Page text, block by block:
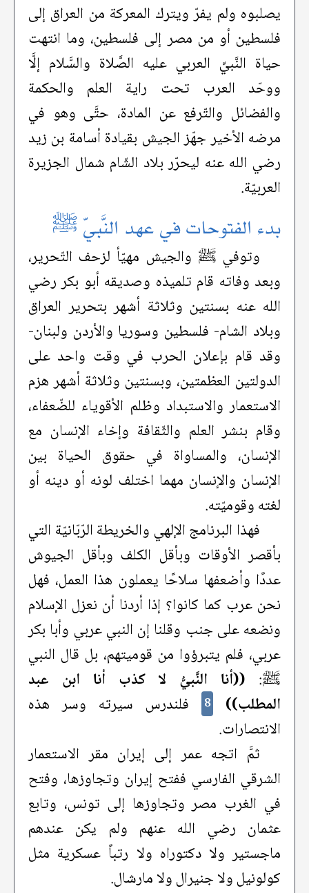
يصلبوه ولم يفرّ ويترك المعركة من العراق إلى
فلسطين أو من مصر إلى فلسطين، وما انتهت
حياة النَّبيِّ العربي عليه الصَّلاة والسَّلام إلَّا
ووحّد العرب تحت راية العلم والحكمة
والفضائل والتّرفع عن المادة، حتَّى وهو في
مرضه الأخير جهّز الجيش بقيادة أسامة بن زيد
رضي الله عنه ليحرّر بلاد الشّام شمال الجزيرة
العربيّة.
بدء الفتوحات في عهد النَّبيّ ﷺ
وتوفي ﷺ والجيش مهيّأ لزحف التّحرير،
وبعد وفاته قام تلميذه وصديقه أبو بكر رضي
الله عنه بسنتين وثلاثة أشهر بتحرير العراق
وبلاد الشام- فلسطين وسوريا والأردن ولبنان-
وقد قام بإعلان الحرب في وقت واحد على
الدولتين العظمتين، وبسنتين وثلاثة أشهر هزم
الاستعمار والاستبداد وظلم الأقوياء للضّعفاء،
وقام بنشر العلم والثّقافة وإخاء الإنسان مع
الإنسان، والمساواة في حقوق الحياة بين
الإنسان والإنسان مهما اختلف لونه أو دينه أو
لغته وقوميّته.
فهذا البرنامج الإلهي والخريطة الرّبّانيّة التي
بأقصر الأوقات وبأقل الكلف وبأقل الجيوش
عددًا وأضعفها سلاحًا يعملون هذا العمل، فهل
نحن عرب كما كانوا؟ إذا أردنا أن نعزل الإسلام
ونضعه على جنب وقلنا إن النبي عربي وأبا بكر
عربي، فلم يتبرؤوا من قوميتهم، بل قال النبي
ﷺ: ((أنا النَّبيُّ لا كذب أنا ابن عبد
المطلب))
8
فلندرس سيرته وسر هذه
الانتصارات.
ثمَّ اتجه عمر إلى إيران مقر الاستعمار
الشرقي الفارسي ففتح إيران وتجاوزها، وفتح
في الغرب مصر وتجاوزها إلى تونس، وتابع
عثمان رضي الله عنهم ولم يكن عندهم
ماجستير ولا دكتوراه ولا رتباً عسكرية مثل
كولونيل ولا جنيرال ولا مارشال.